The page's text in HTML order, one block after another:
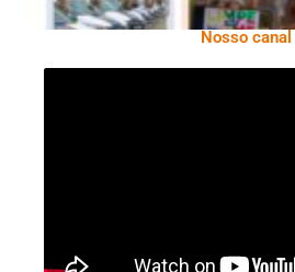
Nosso canal